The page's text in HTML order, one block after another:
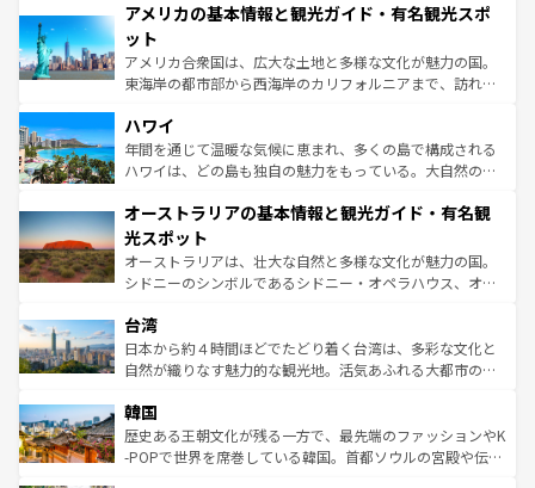
ンツ一覧を参照してほしい。
の建物がそのまま残る町や、スイスならではのユニークな
博物館もあり、アルプス観光だけでなく町歩きも満喫する
ことができる。国民の所得が高いため物価も高いが、旅行
者向けの交通パス提供のサービスもあり、うまく活用すれ
着のスイス情報は
アメリカの基本情報と観光ガイド・有名観光スポ
ット
アメリカ合衆国は、広大な土地と多様な文化が魅力の国。
東海岸の都市部から西海岸のカリフォルニアまで、訪れる
のような巨大都市は、観光、ショッピング、エンターテイ
ンメントが詰まった刺激的なスポットだ。一方、アメリカ
西部には大自然が広がり、グランドキャニオンやイエロー
部のニューオーリンズでは、音楽と美食が融合した独特の
文化が魅力。旅行者はアメリカの各地域で異なる魅力を楽
しみながら、その多様性と豊かな歴史を感じることができ
るだろう。車でのロードトリップや列車の旅も、アメリカ
情報は
ハワイ
年間を通じて温暖な気候に恵まれ、多くの島で構成される
ハワイは、どの島も独自の魅力をもっている。大自然の神
ワイ島は見逃せない。また、定番の観光地といえばオアフ
島だが、静かな自然を求めるならマウイ島やカウアイ島が
おすすめ。エメラルドグリーンに輝く海をはじめ、豊かな
文化や歴史が息づいている。「アロハスピリット」と呼ば
人々、おいしいローカルフードやハワイアンミュージッ
ク、伝統的なフラダンスなど、すべてがハワイの魅力を彩
っている。訪れるたびに新しい発見と感動が待っているハ
はコンテンツ一覧
オーストラリアの基本情報と観光ガイド・有名観
光スポット
オーストラリアは、壮大な自然と多様な文化が魅力の国。
シドニーのシンボルであるシドニー・オペラハウス、オー
リアリーフや大陸中央部にそびえるウルル（エアーズロッ
ク）、タスマニアの美しい原生林やケアンズの熱帯雨林な
ど、見どころがたくさん。また、カフェやワイン、オージ
いる。アクティビティも充実しており、サーフィンやダイ
ビング、ハイキングなど、アウトドア好きにはたまらな
い。オーストラリアの多彩な魅力を存分に味わいつくそ
台湾
日本から約４時間ほどでたどり着く台湾は、多彩な文化と
自然が織りなす魅力的な観光地。活気あふれる大都市の台
ン）、静ひつな山岳地帯である台湾東部など、都市の喧騒
と山間の静けさが共存しており、訪れる人に新しい発見と
驚きをもたらしてくれる。また、奥深い台湾の食文化も魅
韓国
歴史ある王朝文化が残る一方で、最先端のファッションやK
-POPで世界を席巻している韓国。首都ソウルの宮殿や伝統